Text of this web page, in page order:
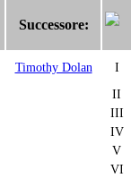
Successore:
Timothy Dolan
I
II
III
IV
V
VI